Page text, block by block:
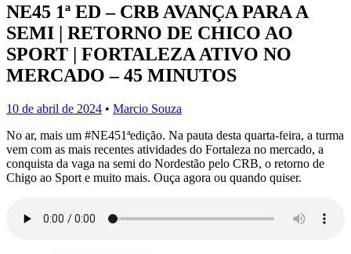
NE45 1ª ED – CRB AVANÇA PARA A
SEMI | RETORNO DE CHICO AO
SPORT | FORTALEZA ATIVO NO
MERCADO – 45 MINUTOS
10 de abril de 2024 • Marcio Souza
No ar, mais um #NE451ªedição. Na pauta desta quarta-feira, a turma
vem com as mais recentes atividades do Fortaleza no mercado, a
conquista da vaga na semi do Nordestão pelo CRB, o retorno de
Chigo ao Sport e muito mais. Ouça agora ou quando quiser.